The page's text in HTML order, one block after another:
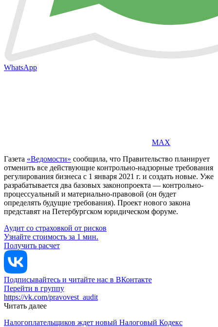
WhatsApp
MAX
Газета «Ведомости» сообщила, что Правительство планирует
отменить все действующие контрольно-надзорные требования
регулирования бизнеса с 1 января 2021 г. и создать новые. Уже
разрабатывается два базовых законопроекта — контрольно-
процессуальный и материально-правовой (он будет
определять будущие требования). Проект нового закона
представят на Петербургском юридическом форуме.
Аудит со страховкой от рисков
Узнайте стоимость за 1 мин.
Получить расчет
Подписывайтесь и читайте нас в ВКонтакте
Перейти в группу
https://vk.com/pravovest_audit
Читать далее
Налогоплательщиков ждет новый Налоговый Кодекс